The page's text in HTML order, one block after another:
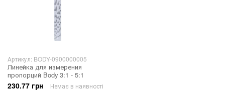
Артикул: BODY-0900000005
Линейка для измерения
пропорций Body 3:1 - 5:1
230.77 грн Немає в наявності